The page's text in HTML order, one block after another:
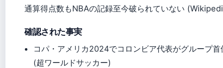
通算得点数もNBAの記録至今破られていない
確認された事実
コパ・アメリカ2024でコロンビア代表がグループ
(超ワールドサッカー)